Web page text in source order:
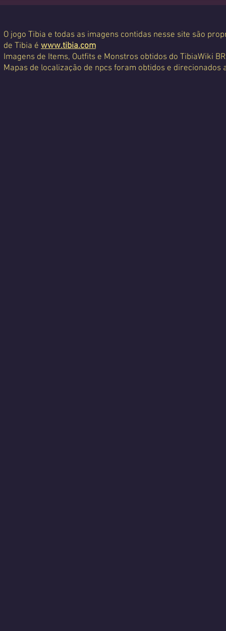
O jogo Tibia e todas as imagens contidas nesse site são
de Tibia é www.tibia.com
Imagens de Items, Outfits e Monstros obtidos do TibiaWiki
Mapas de localização de npcs foram obtidos e direcionados